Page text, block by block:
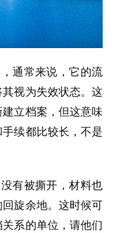
通常来说，它的流
视为失效状态。这
立档案，但这意味
续都比较长，不是
有被撕开，材料也
旋余地。这时候可
系的单位，请他们